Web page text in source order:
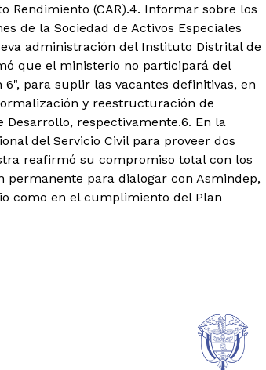
Rendimiento (CAR).4. Informar sobre los
de la Sociedad de Activos Especiales
administración del Instituto Distrital de
que el ministerio no participará del
para suplir las vacantes definitivas, en
y reestructuración de
Desarrollo, respectivamente.6. En la
del Servicio Civil para proveer dos
reafirmó su compromiso total con los
para dialogar con Asmindep,
como en el cumplimiento del Plan